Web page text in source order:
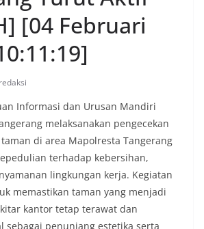
[04 Februari
redaksi
Informasi dan Urusan Mandiri
melaksanakan pengecekan
di area Mapolresta Tangerang
terhadap kebersihan,
lingkungan kerja. Kegiatan
memastikan taman yang menjadi
kantor tetap terawat dan
sebagai penunjang estetika serta